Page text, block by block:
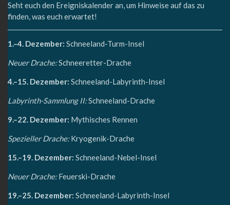
Seht euch den Ereigniskalender an, um Hinweise auf das zu
finden, was euch erwartet!
1.–4. Dezember: Schneeland-Turm-Insel
Neuer Drache:Schneeretter-Drache
4.–15. Dezember: Schneeland-Labyrinth-Insel
Labyrinth-Sammlung II:Schneeland-Drache
9.–22. Dezember: Mythisches Rennen
Spezieller Drache:Kryogenik-Drache
15.–19. Dezember: Schneeland-Nebel-Insel
Neuer Drache:Feuerski-Drache
19.–25. Dezember: Schneeland-Labyrinth-Insel